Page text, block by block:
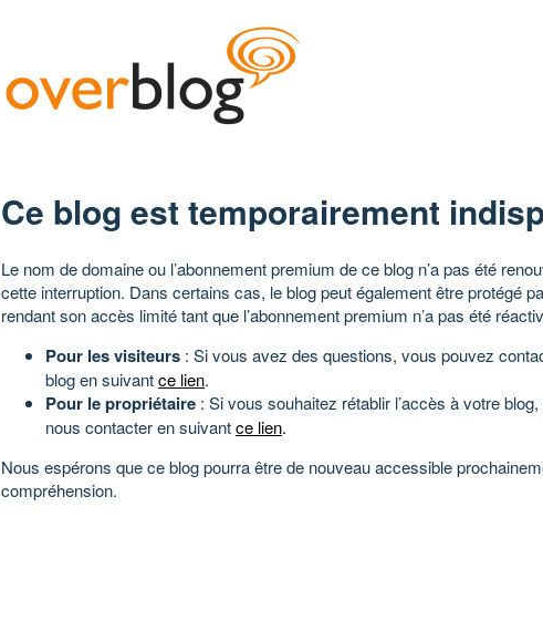
Ce blog est temporairement
Le nom de domaine ou l’abonnement premium de ce blog n’a pas été
cette interruption. Dans certains cas, le blog peut également être protégé
rendant son accès limité tant que l’abonnement premium n’a pas été
Pour les visiteurs : Si vous avez des questions, vous pouvez
blog en suivantce lien.
Pour le propriétaire : Si vous souhaitez rétablir l’accès à votre
nous contacter en suivantce lien.
Nous espérons que ce blog pourra être de nouveau accessible
compréhension.